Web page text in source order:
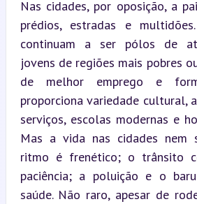
Nas cidades, por oposição, a
prédios, estradas e
continuam a ser pólos de
jovens de regiões mais pobres
de melhor emprego e
proporciona variedade cultural,
serviços, escolas modernas e
Mas a vida nas cidades nem
ritmo é frenético; o trânsito
paciência; a poluição e o
saúde. Não raro, apesar de